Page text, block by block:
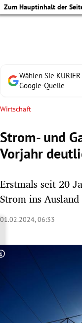
Zum Hauptinhalt der
Untermenü
Untermenü
Wählen Sie
Google-Quelle
Wirtschaft
Strom- und
Vorjahr
Erstmals seit 20
Strom ins
01.02.2024, 06:33
Copyright-Hinweis